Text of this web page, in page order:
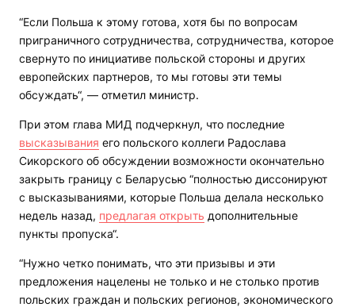
“Если Польша к этому готова, хотя бы по вопросам
приграничного сотрудничества, сотрудничества, которое
свернуто по инициативе польской стороны и других
европейских партнеров, то мы готовы эти темы
обсуждать“, — отметил министр.
При этом глава МИД подчеркнул, что последние
высказывания его польского коллеги Радослава
Сикорского об обсуждении возможности окончательно
закрыть границу с Беларусью “полностью диссонируют
с высказываниями, которые Польша делала несколько
недель назад, предлагая открыть дополнительные
пункты пропуска“.
“Нужно четко понимать, что эти призывы и эти
предложения нацелены не только и не столько против
польских граждан и польских регионов, экономического